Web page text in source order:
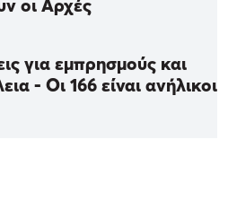
οι Αρχές
για εμπρησμούς και
- Οι 166 είναι ανήλικοι